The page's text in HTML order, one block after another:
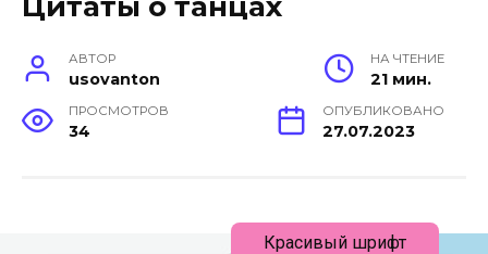
АВТОР
usovanton
НА ЧТЕНИЕ
21 мин.
ПРОСМОТРОВ
34
ОПУБЛИКОВАНО
27.07.2023
Красивый шрифт